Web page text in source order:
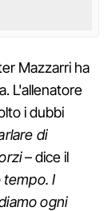
Mazzarri ha
L'allenatore
i dubbi
di
– dice il
tempo. I
ogni